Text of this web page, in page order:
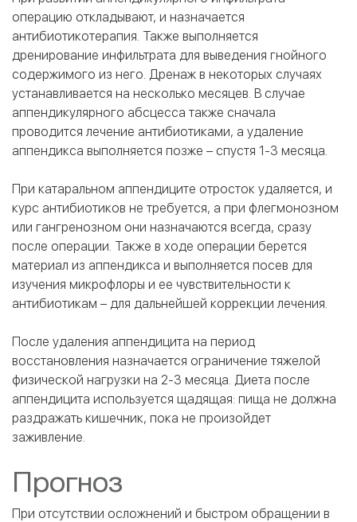
операцию откладывают, и назначается
антибиотикотерапия. Также выполняется
дренирование инфильтрата для выведения гнойного
содержимого из него. Дренаж в некоторых случаях
устанавливается на несколько месяцев. В случае
аппендикулярного абсцесса также сначала
проводится лечение антибиотиками, а удаление
аппендикса выполняется позже – спустя 1-3 месяца.
При катаральном аппендиците отросток удаляется, и
курс антибиотиков не требуется, а при флегмонозном
или гангренозном они назначаются всегда, сразу
после операции. Также в ходе операции берется
материал из аппендикса и выполняется посев для
изучения микрофлоры и ее чувствительности к
антибиотикам – для дальнейшей коррекции лечения.
После удаления аппендицита на период
восстановления назначается ограничение тяжелой
физической нагрузки на 2-3 месяца. Диета после
аппендицита используется щадящая: пища не должна
раздражать кишечник, пока не произойдет
заживление.
Прогноз
При отсутствии осложнений и быстром обращении в